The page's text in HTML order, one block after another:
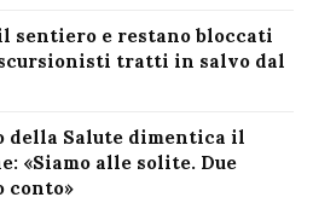
sentiero e restano bloccati
tratti in salvo dal
della Salute dimentica il
«Siamo alle solite. Due
conto»